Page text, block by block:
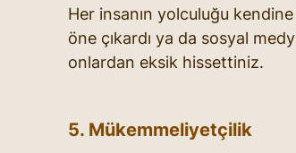
Her insanın yolculuğu
öne çıkardı ya da sosyal
onlardan eksik hissettiniz.
5. Mükemmeliyetçilik